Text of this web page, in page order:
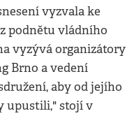
vyzvala ke
podnětu vládního
vyzývá organizátory
Brno a vedení
aby od jejího
upustili," stojí v